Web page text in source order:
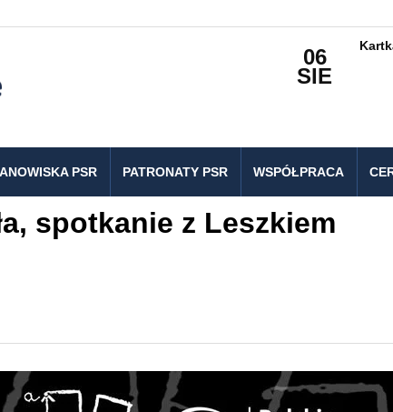
06
SIE
PSR PATRONATY PSR WSPÓŁPRACA
spotkanie z Leszkiem